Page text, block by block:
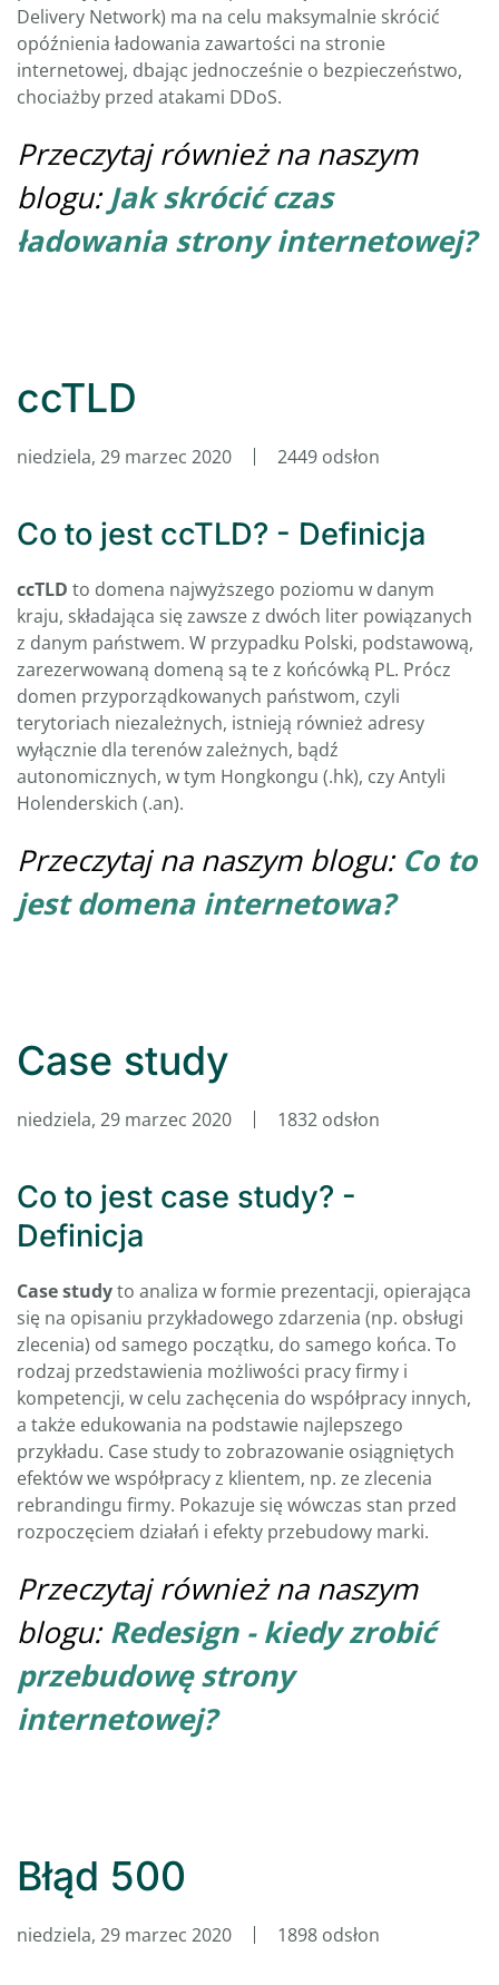
Delivery Network) ma na celu maksymalnie skrócić
opóźnienia ładowania zawartości na stronie
internetowej, dbając jednocześnie o bezpieczeństwo,
chociażby przed atakami DDoS.
Przeczytaj również na naszym
blogu: Jak skrócić czas
ładowania strony internetowej?
ccTLD
niedziela, 29 marzec 2020 2449 odsłon
Co to jest ccTLD? - Definicja
ccTLD to domena najwyższego poziomu w danym
kraju, składająca się zawsze z dwóch liter powiązanych
z danym państwem. W przypadku Polski, podstawową,
zarezerwowaną domeną są te z końcówką PL. Prócz
domen przyporządkowanych państwom, czyli
terytoriach niezależnych, istnieją również adresy
wyłącznie dla terenów zależnych, bądź
autonomicznych, w tym Hongkongu (.hk), czy Antyli
Holenderskich (.an).
Przeczytaj na naszym blogu: Co to
jest domena internetowa?
Case study
niedziela, 29 marzec 2020 1832 odsłon
Co to jest case study? -
Definicja
Case studyto analiza w formie prezentacji, opierająca
się na opisaniu przykładowego zdarzenia (np. obsługi
zlecenia) od samego początku, do samego końca. To
rodzaj przedstawienia możliwości pracy firmy i
kompetencji, w celu zachęcenia do współpracy innych,
a także edukowania na podstawie najlepszego
przykładu. Case study to zobrazowanie osiągniętych
efektów we współpracy z klientem, np. ze zlecenia
rebrandingu firmy. Pokazuje się wówczas stan przed
rozpoczęciem działań i efekty przebudowy marki.
Przeczytaj również na naszym
blogu: Redesign - kiedy zrobić
przebudowę strony
internetowej?
Błąd 500
niedziela, 29 marzec 2020 1898 odsłon